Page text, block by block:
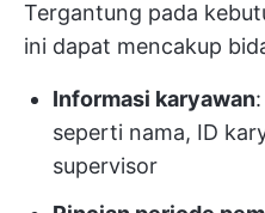
Tergantung pada
ini dapat mencakup
Informasi karyawan
seperti nama, ID
supervisor